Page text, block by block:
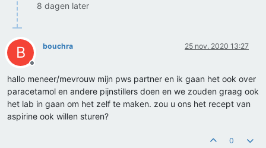
8 dagen later
B
Offline
bouchra 25 nov. 2020 13:27
hallo meneer/mevrouw mijn pws partner en ik gaan het ook over
paracetamol en andere pijnstillers doen en we zouden graag ook
het lab in gaan om het zelf te maken. zou u ons het recept van
aspirine ook willen sturen?
0